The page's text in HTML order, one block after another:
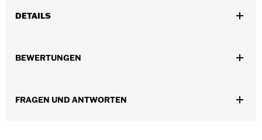
DETAILS
mit Modellen mit TPMS.
Separat erhältlich:Radeinbaukit, Befestigungsteile für Ritzel
BEWERTUNGEN
FRAGEN UND ANTWORTEN